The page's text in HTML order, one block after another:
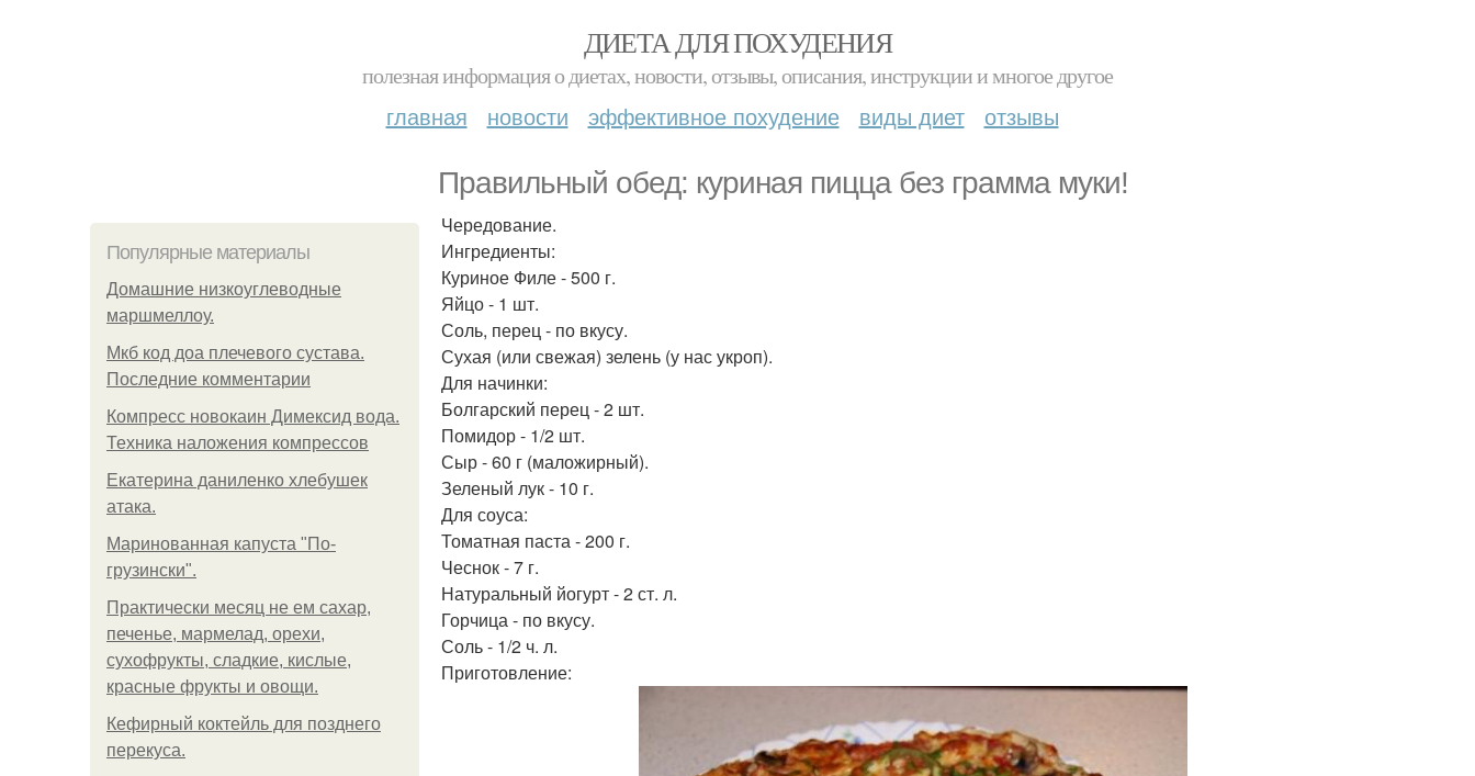
ДИЕТА ДЛЯ ПОХУДЕНИЯ
полезная информация о диетах, новости, отзывы, описания, инструкции и многое другое
главная новости эффективное похудение виды диет отзывы
Правильный обед: куриная пицца без грамма муки!
Популярные материалы
Домашние низкоуглеводные
маршмеллоу.
Мкб код доа плечевого сустава.
Последние комментарии
Компресс новокаин Димексид вода.
Техника наложения компрессов
Екатерина даниленко хлебушек
атака.
Маринованная капуста "По-
грузински".
Практически месяц не ем сахар,
печенье, мармелад, орехи,
сухофрукты, сладкие, кислые,
красные фрукты и овощи.
Кефирный коктейль для позднего
перекуса.
Чередование.
Ингредиенты:
Куриное Филе - 500 г.
Яйцо - 1 шт.
Соль, перец - по вкусу.
Сухая (или свежая) зелень (у нас укроп).
Для начинки:
Болгарский перец - 2 шт.
Помидор - 1/2 шт.
Сыр - 60 г (маложирный).
Зеленый лук - 10 г.
Для соуса:
Томатная паста - 200 г.
Чеснок - 7 г.
Натуральный йогурт - 2 ст. л.
Горчица - по вкусу.
Соль - 1/2 ч. л.
Приготовление: